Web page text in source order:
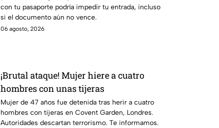
con tu pasaporte podría impedir tu entrada, incluso
si el documento aún no vence.
06 agosto, 2026
¡Brutal ataque! Mujer hiere a cuatro
hombres con unas tijeras
Mujer de 47 años fue detenida tras herir a cuatro
hombres con tijeras en Covent Garden, Londres.
Autoridades descartan terrorismo. Te informamos.